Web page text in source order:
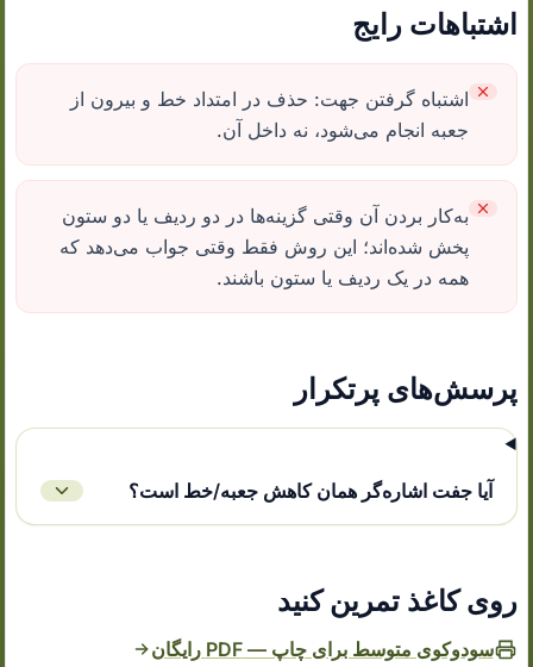
اشتباهات رایج
اشتباه گرفتن جهت: حذف در امتداد خط و بیرون از
جعبه انجام می‌شود، نه داخل آن.
به‌کار بردن آن وقتی گزینه‌ها در دو ردیف یا دو ستون
پخش شده‌اند؛ این روش فقط وقتی جواب می‌دهد که
همه در یک ردیف یا ستون باشند.
پرسش‌های پرتکرار
آیا جفت اشاره‌گر همان کاهش جعبه/خط است؟
روی کاغذ تمرین کنید
سودوکوی متوسط برای چاپ — PDF رایگان